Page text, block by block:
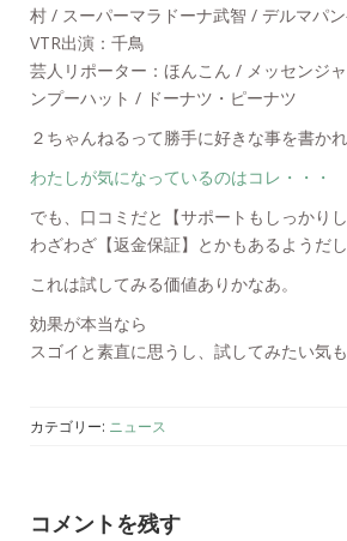
村 / スーパーマラドーナ武智 / デルマパ
VTR出演：千鳥
芸人リポーター：ほんこん / メッセンジ
ンプーハット / ドーナツ・ピーナツ
２ちゃんねるって勝手に好きな事を書かれ
わたしが気になっているのはコレ・・・
でも、口コミだと【サポートもしっかりし
わざわざ【返金保証】とかもあるようだ
これは試してみる価値ありかなあ。
効果が本当なら
スゴイと素直に思うし、試してみたい気
カテゴリー: ニュース
コメントを残す